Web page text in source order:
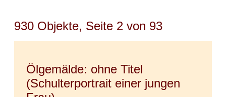
930 Objekte, Seite 2 von 93
Ölgemälde: ohne Titel
(Schulterportrait einer jungen